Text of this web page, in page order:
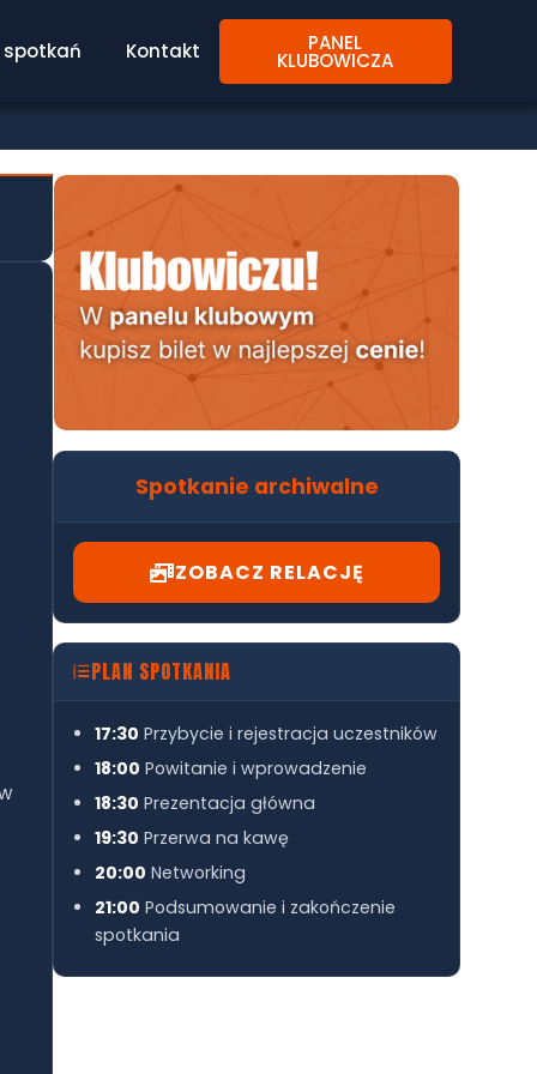
Kontakt PANEL
KLUBOWICZA
Spotkanie archiwalne
ZOBACZ RELACJĘ
PLAN SPOTKANIA
17:30 Przybycie i rejestracja uczestników
18:00 Powitanie i wprowadzenie
18:30 Prezentacja główna
19:30 Przerwa na kawę
20:00 Networking
21:00 Podsumowanie i zakończenie
spotkania